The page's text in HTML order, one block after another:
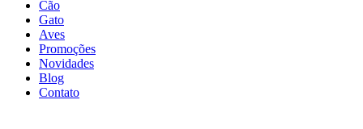
Cão
Gato
Aves
Promoções
Novidades
Blog
Contato